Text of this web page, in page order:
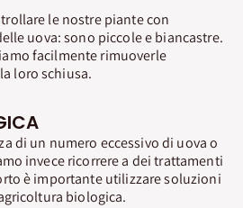
le nostre piante con
uova: sono piccole e biancastre.
facilmente rimuoverle
loro schiusa.
di un numero eccessivo di uova o
invece ricorrere a dei trattamenti
è importante utilizzare soluzioni
biologica.